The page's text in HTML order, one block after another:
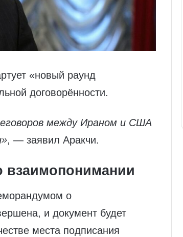
«новый раунд
договорённости.
между Ираном и США
, — заявил Аракчи.
взаимопонимании
о
и документ будет
места подписания